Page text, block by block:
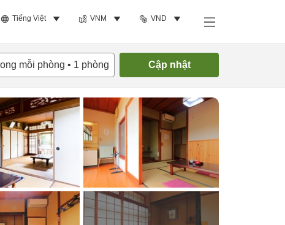
Tiếng Việt VNM VND
mỗi phòng • 1 phòng Cập nhật
Tìm phòng trống